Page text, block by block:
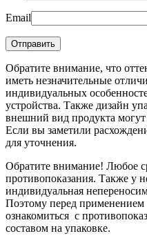
Email
Обратите внимание, что
иметь незначительные
индивидуальных
устройства. Также дизайн
внешний вид продукта могут
Если вы заметили
для уточнения.
Обратите внимание! Любое
противопоказания. Также у
индивидуальная
Поэтому перед применением
ознакомиться с
составом на упаковке.